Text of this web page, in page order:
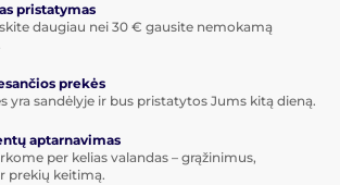
pristatymas
daugiau nei 30 € gausite nemokamą
prekės
yra sandėlyje ir bus pristatytos Jums kitą dieną.
aptarnavimas
per kelias valandas – grąžinimus,
prekių keitimą.